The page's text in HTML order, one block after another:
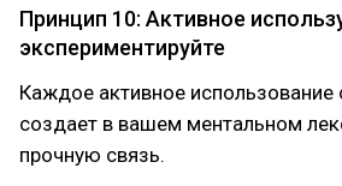
Принцип 10: Активное
экспериментируйте
Каждое активное
создает в вашем ментальном
прочную связь.